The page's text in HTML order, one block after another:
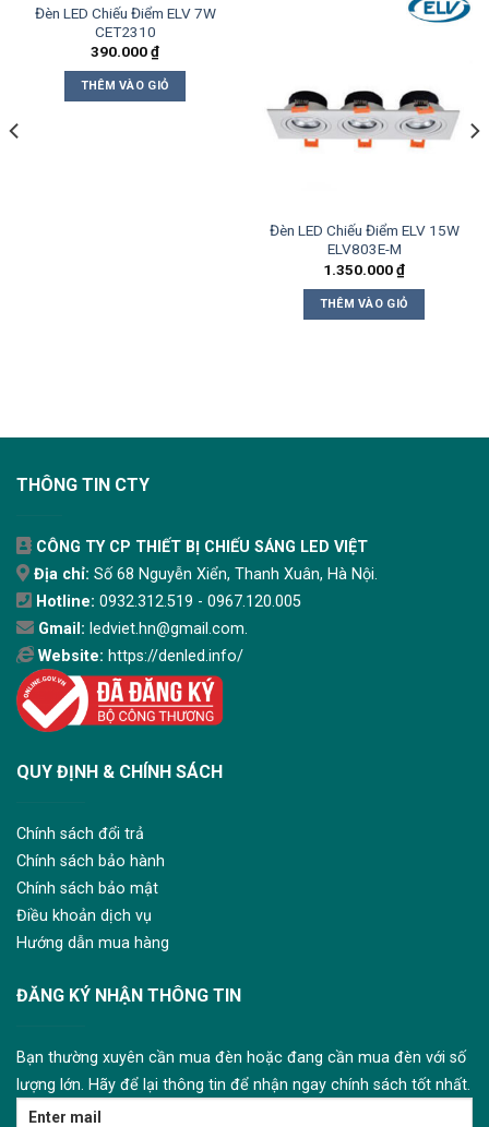
Đèn LED Chiếu Điểm ELV 7W
CET2310
390.000₫
THÊM VÀO GIỎ
Đèn LED Chiếu Điểm ELV 15W
ELV803E-M
1.350.000₫
THÊM VÀO GIỎ
THÔNG TIN CTY
CÔNG TY CP THIẾT BỊ CHIẾU SÁNG LED VIỆT
Địa chỉ: Số 68 Nguyễn Xiển, Thanh Xuân, Hà Nội.
Hotline: 0932.312.519 - 0967.120.005
Gmail: ledviet.hn@gmail.com.
Website: https://denled.info/
QUY ĐỊNH & CHÍNH SÁCH
Chính sách đổi trả
Chính sách bảo hành
Chính sách bảo mật
Điều khoản dịch vụ
Hướng dẫn mua hàng
ĐĂNG KÝ NHẬN THÔNG TIN
Bạn thường xuyên cần mua đèn hoặc đang cần mua đèn với số
lượng lớn. Hãy để lại thông tin để nhận ngay chính sách tốt nhất.